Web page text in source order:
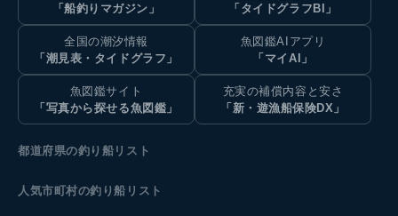
「船釣りマガジン」
「タイドグラフBI」
全国の潮汐情報
「潮見表・タイドグラフ」
魚図鑑AIアプリ
「マイAI」
魚図鑑サイト
「写真から探せる魚図鑑」
充実の補償内容と安さ
「新・遊漁船保険DX」
都道府県の釣り船リスト
人気市町村の釣り船リスト